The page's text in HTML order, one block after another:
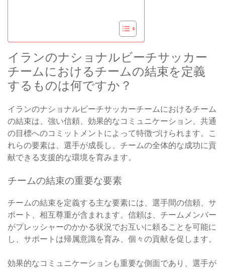
イランのナショナルビーチサッカー
チームにおけるチームの結束を定義
するものは何ですか？
イランのナショナルビーチサッカーチームにおけるチーム
の結束は、強い信頼、効果的なコミュニケーション、共通
の目標へのコミットメントによって特徴づけられます。こ
れらの要素は、選手が成長し、チームの全体的な成功に貢
献できる支援的な環境を育みます。
チームの結束の重要な要素
チームの結束を定義する主な要素には、選手間の信頼、サ
ポート、相互尊重が含まれます。信頼は、チームメンバー
がプレッシャーのかかる状況でお互いに頼ることを可能に
し、サポートは帰属意識を育み、個々の貢献を促します。
効果的なコミュニケーションも重要な側面であり、選手が